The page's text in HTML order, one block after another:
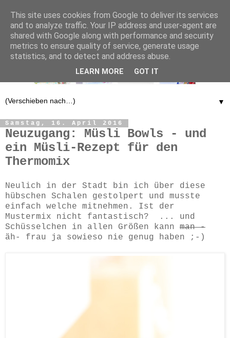
▼
Samstag, 16. April 2016
Neuzugang: Müsli Bowls - und
ein Müsli-Rezept für den
Thermomix
Neulich in der Stadt bin ich über diese
hübschen Schalen gestolpert und musste
einfach welche mitnehmen. Ist der
Mustermix nicht fantastisch? ... und
Schüsselchen in allen Größen kann man -
äh- frau ja sowieso nie genug haben ;-)
This site uses cookies from Google to deliver its services
and to analyze traffic. Your IP address and user-agent are
shared with Google along with performance and security
metrics to ensure quality of service, generate usage
statistics, and to detect and address abuse.
LEARN MORE GOT IT